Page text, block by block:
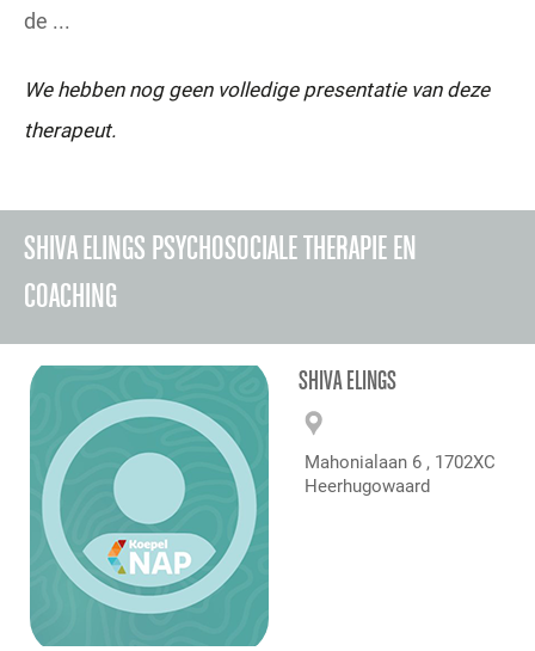
de ...
We hebben nog geen volledige presentatie van deze
therapeut.
SHIVA ELINGS PSYCHOSOCIALE THERAPIE EN
COACHING
SHIVA ELINGS
Mahonialaan 6 , 1702XC
Heerhugowaard